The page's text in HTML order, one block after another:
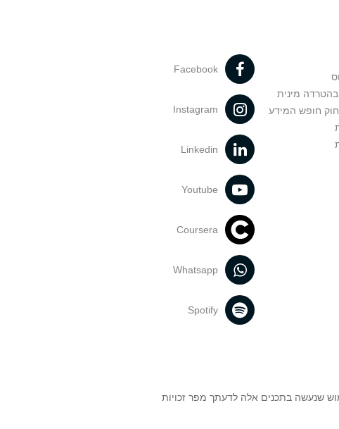
בהטרדה מינית
חופש המידע
Facebook
Instagram
Linkedin
Youtube
Coursera
Whatsapp
Spotify
שנעשה בתכנים אלה לדעתך מפר זכויות